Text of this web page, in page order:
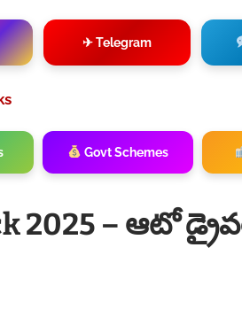
✈ Telegram
Govt Schemes
2025 – ఆటో